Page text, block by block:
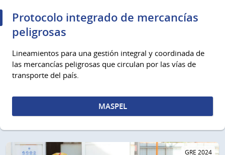
Protocolo integrado de mercancías
peligrosas
Lineamientos para una gestión integral y coordinada de
las mercancías peligrosas que circulan por las vías de
transporte del país.
MASPEL
GRE 2024